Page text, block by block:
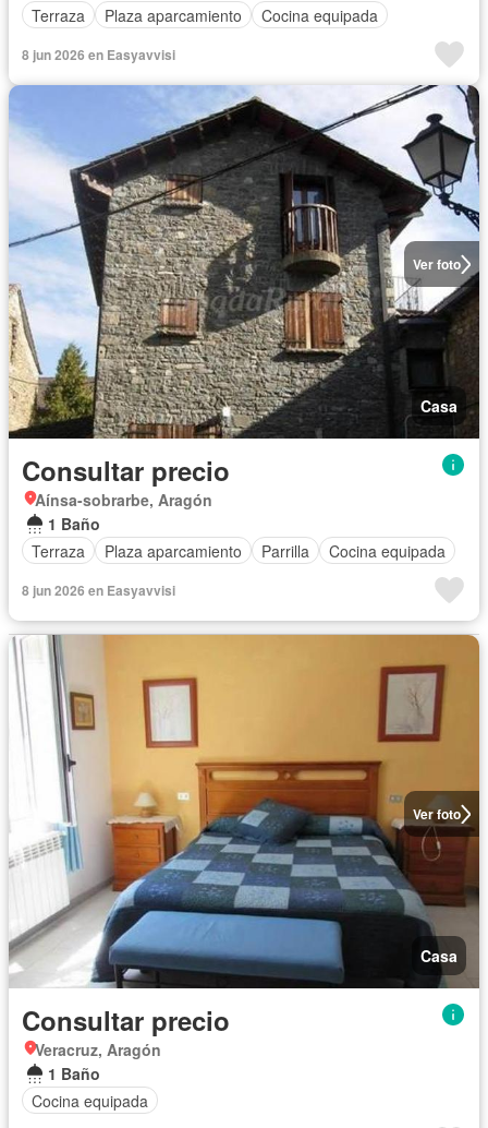
Terraza
Plaza aparcamiento Cocina equipada
8 jun 2026 en Easyavvisi
Ver foto
Casa
Consultar precio
Aínsa-sobrarbe, Aragón
1 Baño
Terraza
Plaza aparcamiento Parrilla Cocina equipada
8 jun 2026 en Easyavvisi
Ver foto
Casa
Consultar precio
Veracruz, Aragón
1 Baño
Cocina equipada